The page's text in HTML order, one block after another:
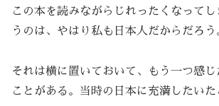
この本を読みながらじれったくなってし
うのは、やはり私も日本人だからだろう
それは横に置いておいて、もう一つ感じ
ことがある。当時の日本に充満したいた